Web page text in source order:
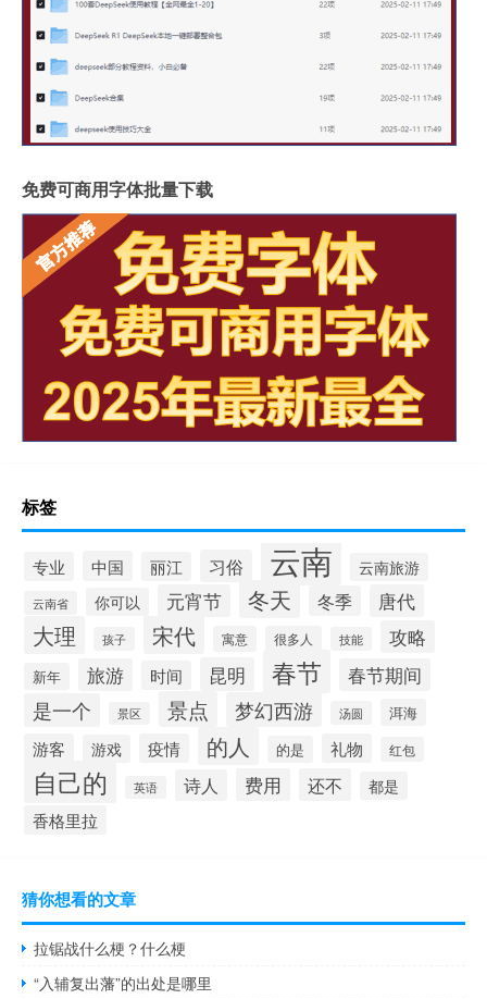
免费可商用字体批量下载
标签
专业 中国 丽江 习俗 云南 云南旅游
云南省 你可以 元宵节 冬天 冬季 唐代
大理 孩子 宋代 寓意 很多人 技能 攻略
新年 旅游 时间 昆明 春节 春节期间
是一个 景区 景点 梦幻西游 汤圆 洱海
游客 游戏 疫情 的人 的是 礼物 红包
自己的 英语 诗人 费用 还不 都是
香格里拉
猜你想看的文章
拉锯战什么梗？什么梗
“入辅复出藩”的出处是哪里